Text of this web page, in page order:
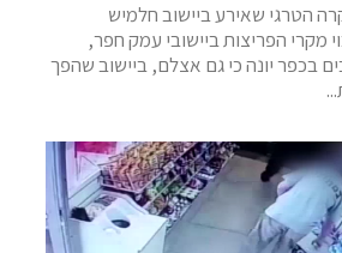
הטרגי שאירע ביישוב חלמיש
מקרי הפריצות ביישובי עמק חפר,
בכפר יונה כי גם אצלם, ביישוב שהפך